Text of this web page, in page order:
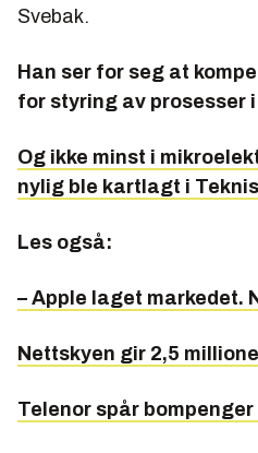
Svebak.
Han ser for seg at
for styring av prosesser
Og ikke minst i
nylig ble kartlagt i
Les også:
– Apple laget markedet.
Nettskyen gir 2,5
Telenor spår